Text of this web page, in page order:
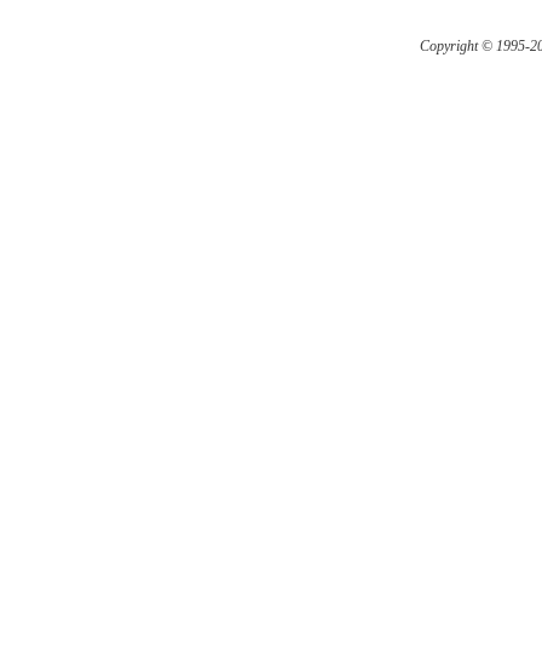
Copyright © 1995-